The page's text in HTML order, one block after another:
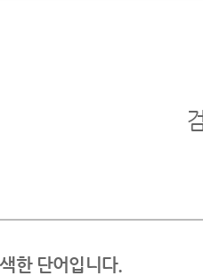
한 단어입니다.